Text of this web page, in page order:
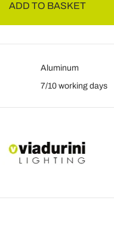
ADD TO BASKET
Aluminum
7/10 working days